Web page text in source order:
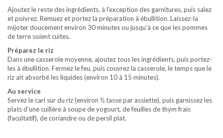
Ajoutez le reste des ingrédients, à l’exception des garnitures, puis salez
et poivrez. Remuez et portez la préparation à ébullition. Laissez-la
mijoter doucement environ 30 minutes ou jusqu’à ce que les pommes
de terre soient cuites.
Préparez le riz
Dans une casserole moyenne, ajoutez tous les ingrédients, puis portez-
les à ébullition. Fermez le feu, puis couvrez la casserole, le temps que le
riz ait absorbé les liquides (environ 10 à 15 minutes).
Au service
Servez le cari sur du riz (environ ½ tasse par assiette), puis garnissez les
plats d’une cuillère à soupe de yogourt, de feuilles de thym frais
(facultatif), de coriandre ou de persil plat.